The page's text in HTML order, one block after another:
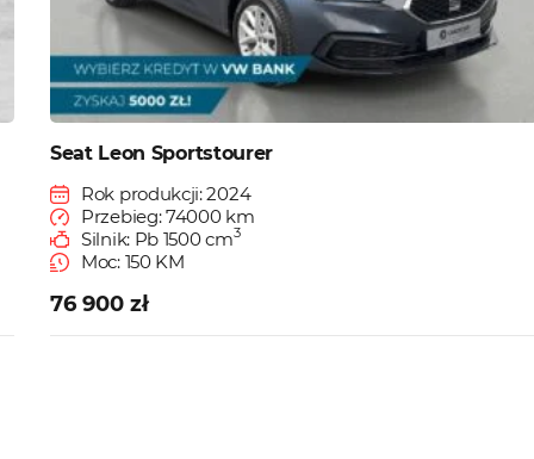
Seat Leon Sportstourer
Rok produkcji: 2024
Przebieg: 74000 km
Silnik: Pb 1500 cm3
Moc: 150 KM
76 900 zł